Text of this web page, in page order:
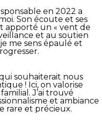
en 2022 a
Son écoute et ses
apporté un « vent de
et au soutien
me sens épaulé et
souhaiterait nous
! Ici, on valorise
J’ai trouvé
et ambiance
rare et précieux.